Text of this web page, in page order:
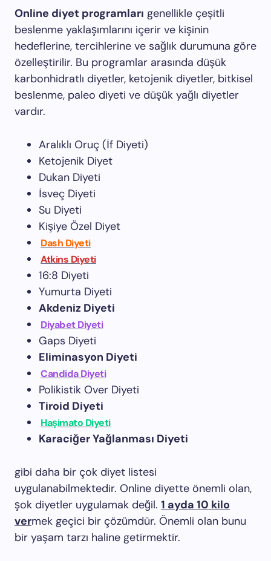
Online diyet programları genellikle çeşitli
beslenme yaklaşımlarını içerir ve kişinin
hedeflerine, tercihlerine ve sağlık durumuna göre
özelleştirilir. Bu programlar arasında düşük
karbonhidratlı diyetler, ketojenik diyetler, bitkisel
beslenme, paleo diyeti ve düşük yağlı diyetler
vardır.
Aralıklı Oruç (İf Diyeti)
Ketojenik Diyet
Dukan Diyeti
İsveç Diyeti
Su Diyeti
Kişiye Özel Diyet
Dash Diyeti
Atkins Diyeti
16:8 Diyeti
Yumurta Diyeti
Akdeniz Diyeti
Diyabet Diyeti
Gaps Diyeti
Eliminasyon Diyeti
Candida Diyeti
Polikistik Over Diyeti
Tiroid Diyeti
Haşimato Diyeti
Karaciğer Yağlanması Diyeti
gibi daha bir çok diyet listesi
uygulanabilmektedir. Online diyette önemli olan,
şok diyetler uygulamak değil. 1 ayda 10 kilo
vermek geçici bir çözümdür. Önemli olan bunu
bir yaşam tarzı haline getirmektir.